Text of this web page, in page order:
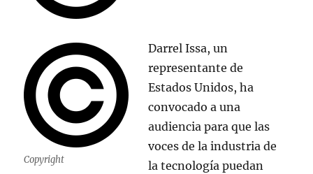
Copyright
Darrel Issa, un
representante de
Estados Unidos, ha
convocado a una
audiencia para que las
voces de la industria de
la tecnología puedan